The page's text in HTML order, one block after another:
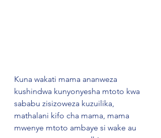
Kuna wakati mama ananweza
kushindwa kunyonyesha mtoto kwa
sababu zisizoweza kuzuilika,
mathalani kifo cha mama, mama
mwenye mtoto ambaye si wake au